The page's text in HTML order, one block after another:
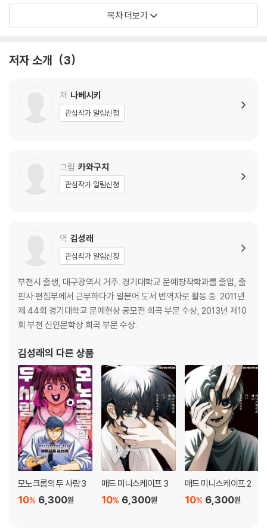
141 시간을 잊는 도시 3
145 재정 유희 1, 사전 협의
147 재정 유희 3, 사라진 남자
148 재정 유희 4, 죽음의 아홉 주사위 1
149 재정 유희 5, 죽음의 아홉 주사위 2
목차 더보기
저자 소개 3
저 나베시키
관심작가 알림신청
그림 카와구치
관심작가 알림신청
역 김성래
관심작가 알림신청
부천시 출생, 대구광역시 거주. 경기대학교 문예창작학과를 졸업, 출
판사 편집부에서 근무하다가 일본어 도서 번역자로 활동 중. 2011년
제 44회 경기대학교 문예현상 공모전 희곡 부문 수상, 2013년 제10
회 부천 신인문학상 희곡 부문 수상.
김성래의 다른 상품
모노크롬의 두 사람 3
6,300원
10%
매드 미니스케이프 3
6,300원
10%
매드 미니스케이프 2
6,300원
10%